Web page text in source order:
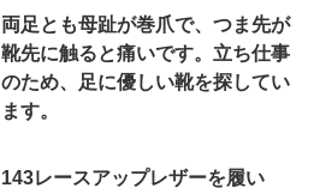
両足とも母趾が巻爪で、つま先が
靴先に触ると痛いです。立ち仕事
のため、足に優しい靴を探してい
ます。
143レースアップレザーを履い